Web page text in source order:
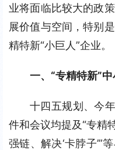
业将面临比较大的政
展价值与空间，特别
精特新“小巨人”企业。
一、“专精特新”
十四五规划、今
件和会议均提及“专精
强链、解决‘卡脖子’”